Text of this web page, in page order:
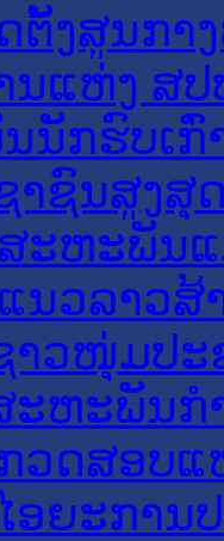
ຕັ້ງສູນກາ
ນແຫ່ງ ສປ
ນັກຮົບເກົ່
າຊົນສູງສຸ
ະຫະພັນ
ນວລາວສ້
າວໜຸ່ມປະ
ະຫະພັນກ
ວດສອບແ
ອຍະການ